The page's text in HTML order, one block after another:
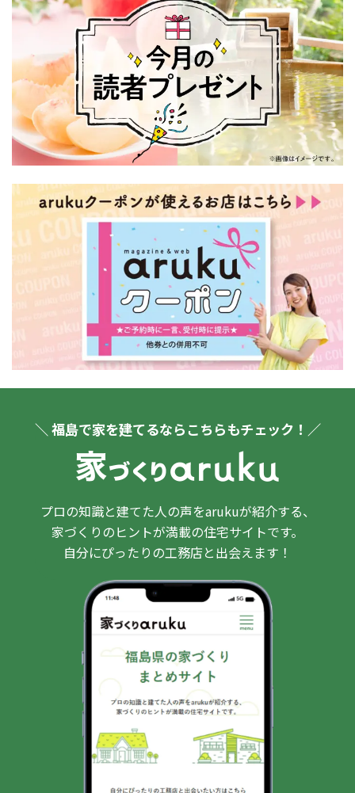
＼ 福島で家を建てるならこちらもチェック！／
プロの知識と建てた人の声をarukuが紹介する、
家づくりのヒントが満載の住宅サイトです。
自分にぴったりの工務店と出会えます！